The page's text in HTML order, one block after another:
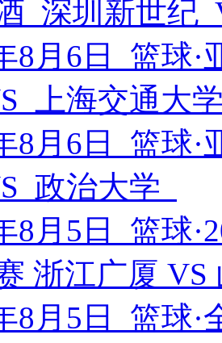
深圳新世
8月6日 篮球
上海交通大
8月6日 篮球
政治大学
8月5日 篮球
浙江广厦
8月5日 篮球·